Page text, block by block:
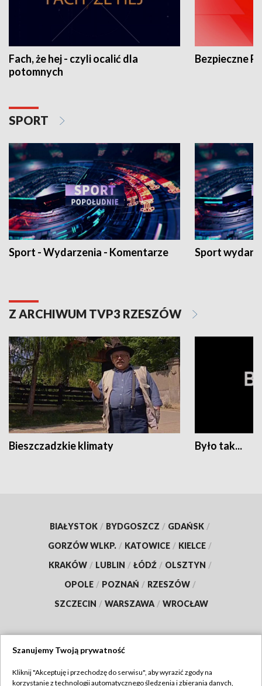
Fach, że hej - czyli ocalić dla
potomnych
Bezpieczne
SPORT
Sport - Wydarzenia - Komentarze Sport
Z ARCHIWUM TVP3 RZESZÓW
Bieszczadzkie klimaty Było tak...
BIAŁYSTOK / BYDGOSZCZ / GDAŃSK /
GORZÓW WLKP. / KATOWICE / KIELCE /
KRAKÓW / LUBLIN / ŁÓDŹ / OLSZTYN /
OPOLE / POZNAŃ / RZESZÓW /
SZCZECIN / WARSZAWA / WROCŁAW
Szanujemy Twoją prywatność
Kliknij "Akceptuję i przechodzę do serwisu", aby wyrazić zgody na
korzystanie z technologii automatycznego śledzenia i zbierania danych,